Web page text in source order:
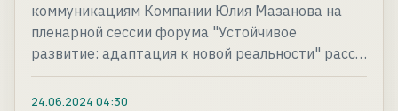
коммуникациям Компании Юлия Мазанова на
пленарной сессии форума "Устойчивое
развитие: адаптация к новой реальности" расс…
24.06.2024 04:30